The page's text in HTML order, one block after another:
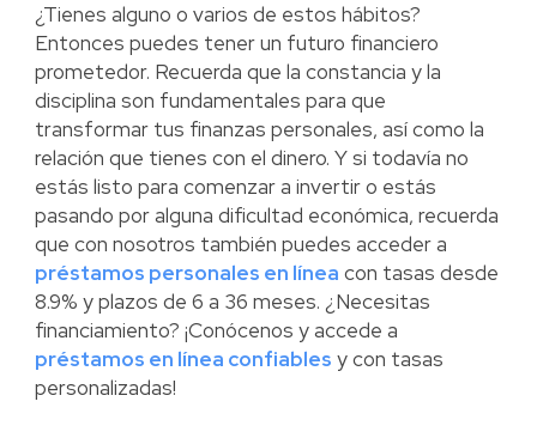
¿Tienes alguno o varios de estos hábitos?
Entonces puedes tener un futuro financiero
prometedor. Recuerda que la constancia y la
disciplina son fundamentales para que
transformar tus finanzas personales, así como la
relación que tienes con el dinero. Y si todavía no
estás listo para comenzar a invertir o estás
pasando por alguna dificultad económica, recuerda
que con nosotros también puedes acceder a
préstamos personales en línea con tasas desde
8.9% y plazos de 6 a 36 meses. ¿Necesitas
financiamiento? ¡Conócenos y accede a
préstamos en línea confiables y con tasas
personalizadas!